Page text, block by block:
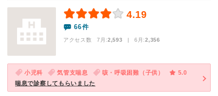
4.19
66件
アクセス数 7月:2,593 | 6月:2,356
小児科 気管支喘息 咳・呼吸困難（子供）
5.0
喘息で診察してもらいました